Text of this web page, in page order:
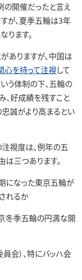
の開催だったと言え
が、夏季五輪は3年
ります。
ありますが、中国は
心を持って注視して
う体制の下、五輪の
、好成績を残すこと
誠がより高まるとい
視度は、例年の五
三つあります。
になった東京五輪が
れるか
冬季五輪の円満な開
員会）、特にバッハ会